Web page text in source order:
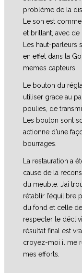
problème de la
Le son est
et brillant, avec de
Les haut-parleurs
en effet dans la
memes capteurs.
Le bouton du
utiliser grace au
poulies, de
Les bouton sont
actionne d’une
bourrages.
La restauration a
cause de la
du meuble. J’ai
rétablir l’équilibre
du fond et celle
respecter le
résultat final est
croyez-moi il me
mes efforts.